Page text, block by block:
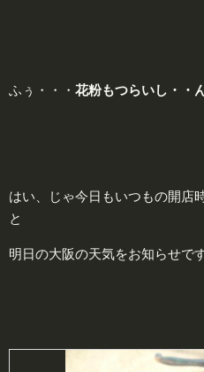
ふぅ・・・ 花粉もつらいし・・
はい、じゃ今日もいつもの開店
と
明日の大阪の天気をお知らせです